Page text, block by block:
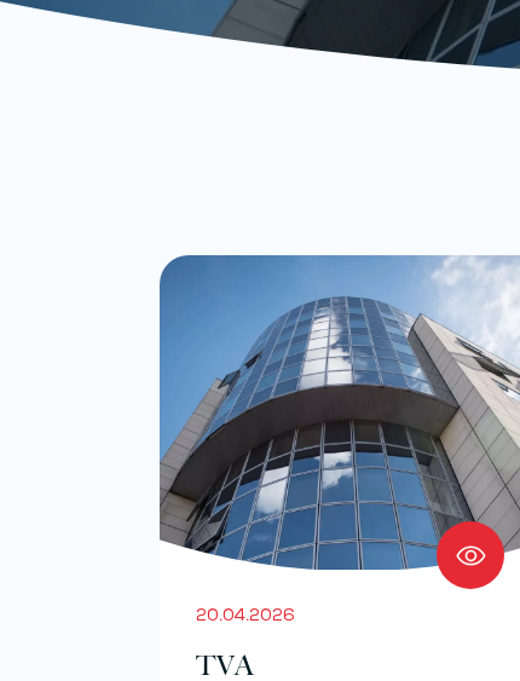
20.04.2026
TVA